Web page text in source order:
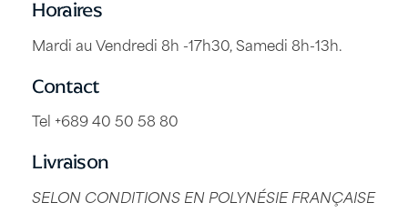
Horaires
Mardi au Vendredi 8h -17h30, Samedi 8h-13h.
Contact
Tel +689 40 50 58 80
Livraison
SELON CONDITIONS EN POLYNÉSIE FRANÇAISE